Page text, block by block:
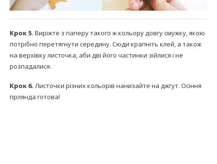
Крок 5. Виріжте з паперу такого ж кольору довгу смужку, якою
потрібно перетягнути середину. Сюди крапніть клей, а також
на верхівку листочка, аби дві його частинки зійлися і не
розпадалися.
Крок 6. Листочки різних кольорів нанизайте на джгут. Осіння
гірлянда готова!